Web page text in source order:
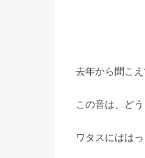
去年から聞こえ
この音は、ど
ワタスにはは